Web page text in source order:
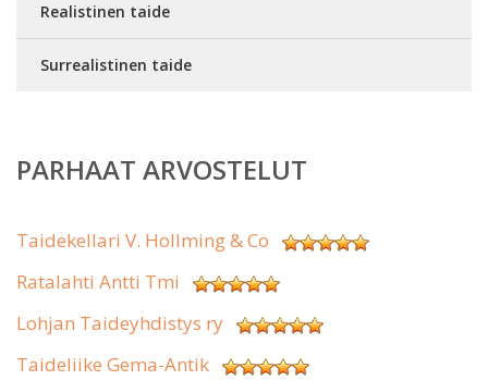
Realistinen taide
Surrealistinen taide
PARHAAT ARVOSTELUT
Taidekellari V. Hollming & Co
Ratalahti Antti Tmi
Lohjan Taideyhdistys ry
Taideliike Gema-Antik